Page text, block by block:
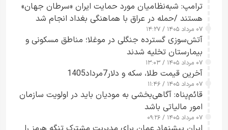
ترامپ: شبه‌نظامیان مورد حمایت ایران «سرطان جهان»
هستند /حمله در عراق با هماهنگی بغداد انجام شد
۰۷ مرداد ۱۴۰۵ / ۱۴:۲۷
آتش‌سوزی گسترده جنگلی در موغلا؛ مناطق مسکونی و
بیمارستان تخلیه شدند
۰۷ مرداد ۱۴۰۵ / ۱۳:۰۳
آخرین قیمت طلا، سکه و دلار7مرداد1405
۰۷ مرداد ۱۴۰۵ / ۱۱:۴۶
قائم‌پناه: آگاهی‌بخشی به مودیان باید در اولویت سازمان
امور مالیاتی باشد
۰۷ مرداد ۱۴۰۵ / ۰۹:۲۶